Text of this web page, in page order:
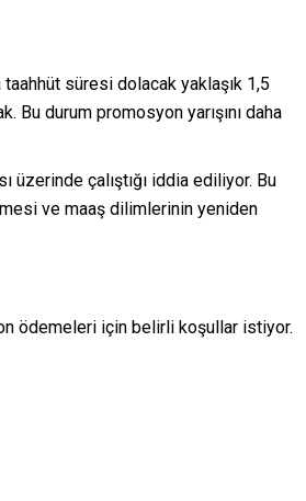
taahhüt süresi dolacak yaklaşık 1,5
Bu durum promosyon yarışını daha
üzerinde çalıştığı iddia ediliyor. Bu
ve maaş dilimlerinin yeniden
ödemeleri için belirli koşullar istiyor.